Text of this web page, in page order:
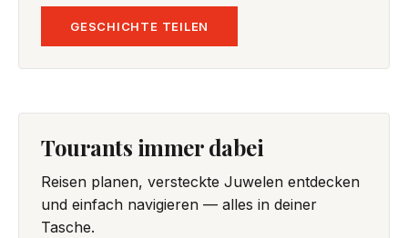
GESCHICHTE TEILEN
Tourants immer dabei
Reisen planen, versteckte Juwelen entdecken
und einfach navigieren — alles in deiner
Tasche.